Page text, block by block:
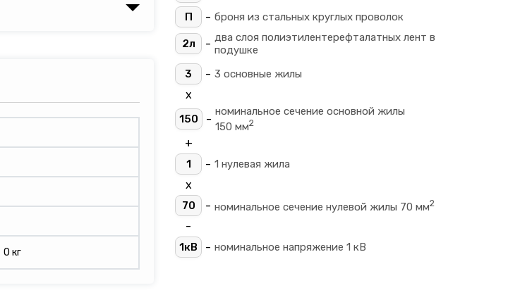
0 кг
П
- броня из стальных круглых проволок
2л - два слоя полиэтилентерефталатных лент в
подушке
3
- 3 основные жилы
х
150 -
номинальное сечение основной жилы
150 мм2
+
1 - 1 нулевая жила
х
70 - номинальное сечение нулевой жилы 70 мм2
-
1кВ - номинальное напряжение 1 кВ